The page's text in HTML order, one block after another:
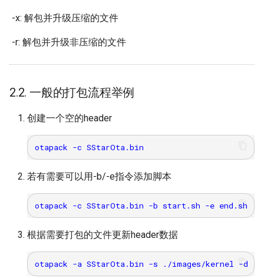
​ -x: 解包并升级压缩的文件
​ -r: 解包并升级非压缩的文件
2.2. 一般的打包流程举例
创建一个空的header
若有需要可以用-b/-e指令添加脚本
根据需要打包的文件更新header数据